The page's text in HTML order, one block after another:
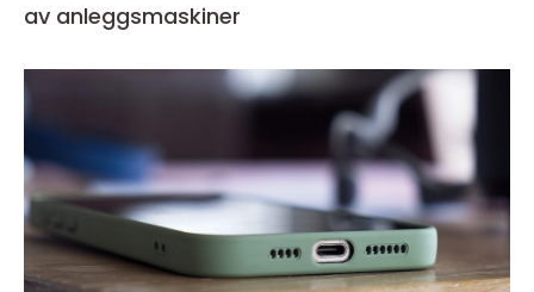
av anleggsmaskiner